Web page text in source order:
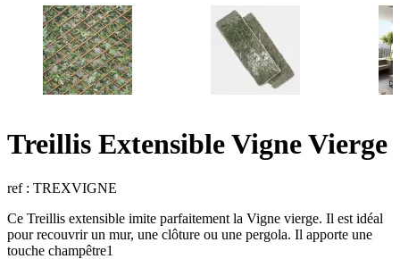
Treillis Extensible Vigne Vierge
ref : TREXVIGNE
Ce Treillis extensible imite parfaitement la Vigne vierge. Il est idéal
pour recouvrir un mur, une clôture ou une pergola. Il apporte une
touche champêtre1